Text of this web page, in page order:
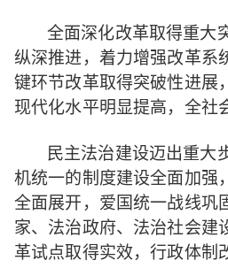
全面深化改革取得重大
纵深推进，着力增强改革系
键环节改革取得突破性进展
现代化水平明显提高，全社
民主法治建设迈出重大
机统一的制度建设全面加强
全面展开，爱国统一战线巩
家、法治政府、法治社会建
革试点取得实效，行政体制